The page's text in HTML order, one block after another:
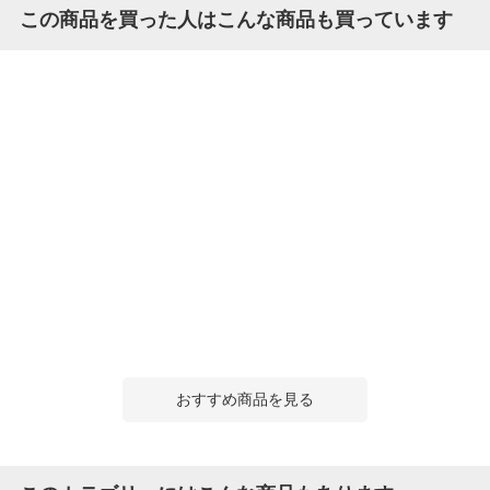
この商品を買った人はこんな商品も買っています
おすすめ商品を見る